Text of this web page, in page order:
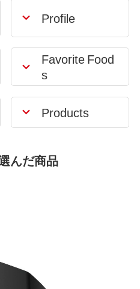
Profile
Favorite Food
s
Products
んだ商品